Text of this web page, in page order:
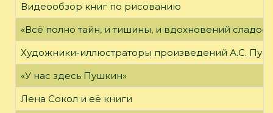
Видеообзор книг по рисованию
«Всё полно тайн, и тишины, и вдохновений
Художники-иллюстраторы произведений А.С.
«У нас здесь Пушкин»
Лена Сокол и её книги